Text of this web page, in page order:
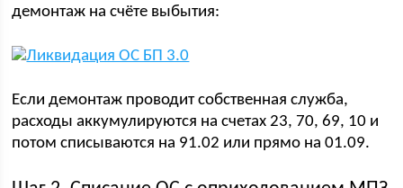
демонтаж на счёте выбытия:
Если демонтаж проводит собственная служба,
расходы аккумулируются на счетах 23, 70, 69, 10 и
потом списываются на 91.02 или прямо на 01.09.